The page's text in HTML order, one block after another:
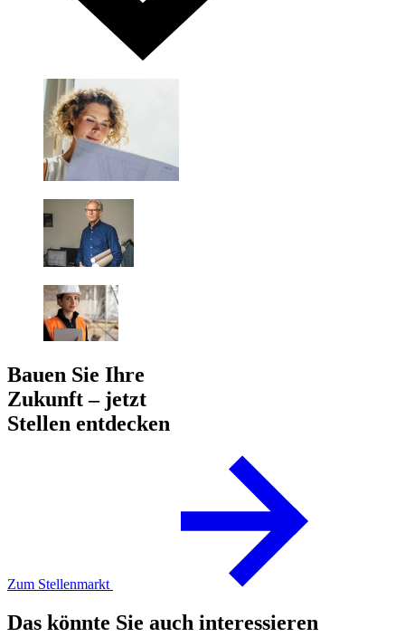
Bauen Sie Ihre
Zukunft – jetzt
Stellen entdecken
Zum Stellenmarkt
Das könnte Sie auch interessieren